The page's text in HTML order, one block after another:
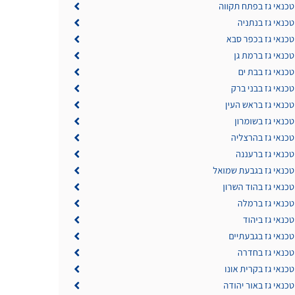
טכנאי גז בפתח תקווה
טכנאי גז בנתניה
טכנאי גז בכפר סבא
טכנאי גז ברמת גן
טכנאי גז בבת ים
טכנאי גז בבני ברק
טכנאי גז בראש העין
טכנאי גז בשומרון
טכנאי גז בהרצליה
טכנאי גז ברעננה
טכנאי גז בגבעת שמואל
טכנאי גז בהוד השרון
טכנאי גז ברמלה
טכנאי גז ביהוד
טכנאי גז בגבעתיים
טכנאי גז בחדרה
טכנאי גז בקרית אונו
טכנאי גז באור יהודה